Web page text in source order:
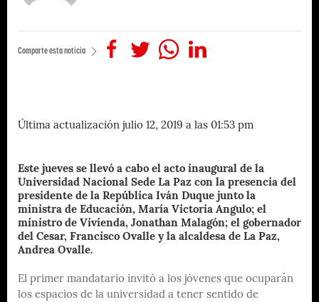
Comparte esta noticia
Última actualización julio 12, 2019 a las 01:53 pm
Este jueves se llevó a cabo el acto inaugural de la
Universidad Nacional Sede La Paz con la presencia del
presidente de la República Iván Duque junto la
ministra de Educación, María Victoria Angulo; el
ministro de Vivienda, Jonathan Malagón; el gobernador
del Cesar, Francisco Ovalle y la alcaldesa de La Paz,
Andrea Ovalle.
El primer mandatario invitó a los jóvenes que ocuparán
los espacios de la universidad a tener sentido de